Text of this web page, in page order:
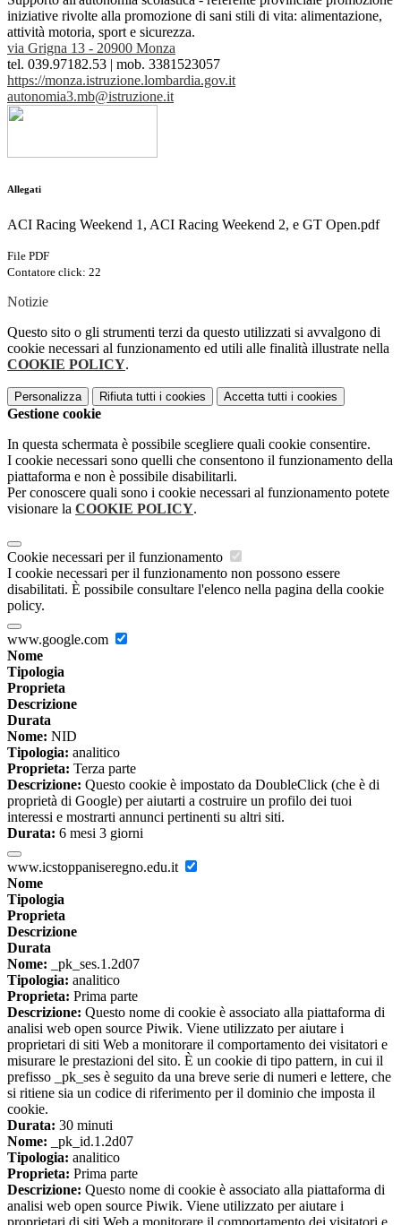
iniziative rivolte alla promozione di sani stili di vita: alimentazione,
attività motoria, sport e sicurezza.
via Grigna 13 - 20900 Monza
tel. 039.97182.53 | mob. 3381523057
https://monza.istruzione.lombardia.gov.it
autonomia3.mb@istruzione.it
Allegati
ACI Racing Weekend 1, ACI Racing Weekend 2, e GT Open.pdf
File PDF
Contatore click: 22
Notizie
Questo sito o gli strumenti terzi da questo utilizzati si avvalgono di
cookie necessari al funzionamento ed utili alle finalità illustrate nella
COOKIE POLICY.
Personalizza Rifiuta tutti i cookies Accetta tutti i cookies
Gestione cookie
In questa schermata è possibile scegliere quali cookie consentire.
I cookie necessari sono quelli che consentono il funzionamento della
piattaforma e non è possibile disabilitarli.
Per conoscere quali sono i cookie necessari al funzionamento potete
visionare la COOKIE POLICY.
Cookie necessari per il funzionamento
I cookie necessari per il funzionamento non possono essere
disabilitati. È possibile consultare l'elenco nella pagina della cookie
policy.
www.google.com
Nome
Tipologia
Proprieta
Descrizione
Durata
Nome: NID
Tipologia: analitico
Proprieta: Terza parte
Descrizione: Questo cookie è impostato da DoubleClick (che è di
proprietà di Google) per aiutarti a costruire un profilo dei tuoi
interessi e mostrarti annunci pertinenti su altri siti.
Durata: 6 mesi 3 giorni
www.icstoppaniseregno.edu.it
Nome
Tipologia
Proprieta
Descrizione
Durata
Nome: _pk_ses.1.2d07
Tipologia: analitico
Proprieta: Prima parte
Descrizione: Questo nome di cookie è associato alla piattaforma di
analisi web open source Piwik. Viene utilizzato per aiutare i
proprietari di siti Web a monitorare il comportamento dei visitatori e
misurare le prestazioni del sito. È un cookie di tipo pattern, in cui il
prefisso _pk_ses è seguito da una breve serie di numeri e lettere, che
si ritiene sia un codice di riferimento per il dominio che imposta il
cookie.
Durata: 30 minuti
Nome: _pk_id.1.2d07
Tipologia: analitico
Proprieta: Prima parte
Descrizione: Questo nome di cookie è associato alla piattaforma di
analisi web open source Piwik. Viene utilizzato per aiutare i
proprietari di siti Web a monitorare il comportamento dei visitatori e